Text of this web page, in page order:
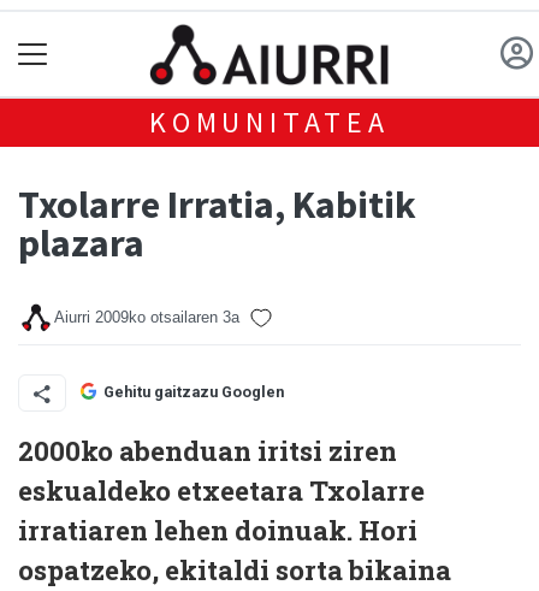
KOMUNITATEA
Txolarre Irratia, Kabitik
plazara
Aiurri 2009ko otsailaren 3a
Gehitu gaitzazu Googlen
2000ko abenduan iritsi ziren
eskualdeko etxeetara Txolarre
irratiaren lehen doinuak. Hori
ospatzeko, ekitaldi sorta bikaina